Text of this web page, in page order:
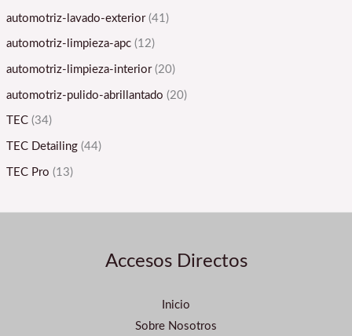
automotriz-lavado-exterior (41)
automotriz-limpieza-apc (12)
automotriz-limpieza-interior (20)
automotriz-pulido-abrillantado (20)
TEC (34)
TEC Detailing (44)
TEC Pro (13)
Accesos Directos
Inicio
Sobre Nosotros